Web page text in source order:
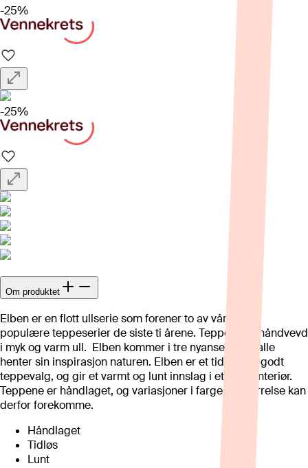
-25%
-25%
Om produktet
Elben er en flott ullserie som forener to av våre mest
populære teppeserier de siste ti årene. Teppene er håndvevd
i myk og varm ull. Elben kommer i tre nyanser, som alle
henter sin inspirasjon naturen. Elben er et tidløst og godt
teppevalg, og gir et varmt og lunt innslag i et hvert interiør.
Teppene er håndlaget, og variasjoner i farge og størrelse kan
derfor forekomme.
Håndlaget
Tidløs
Lunt